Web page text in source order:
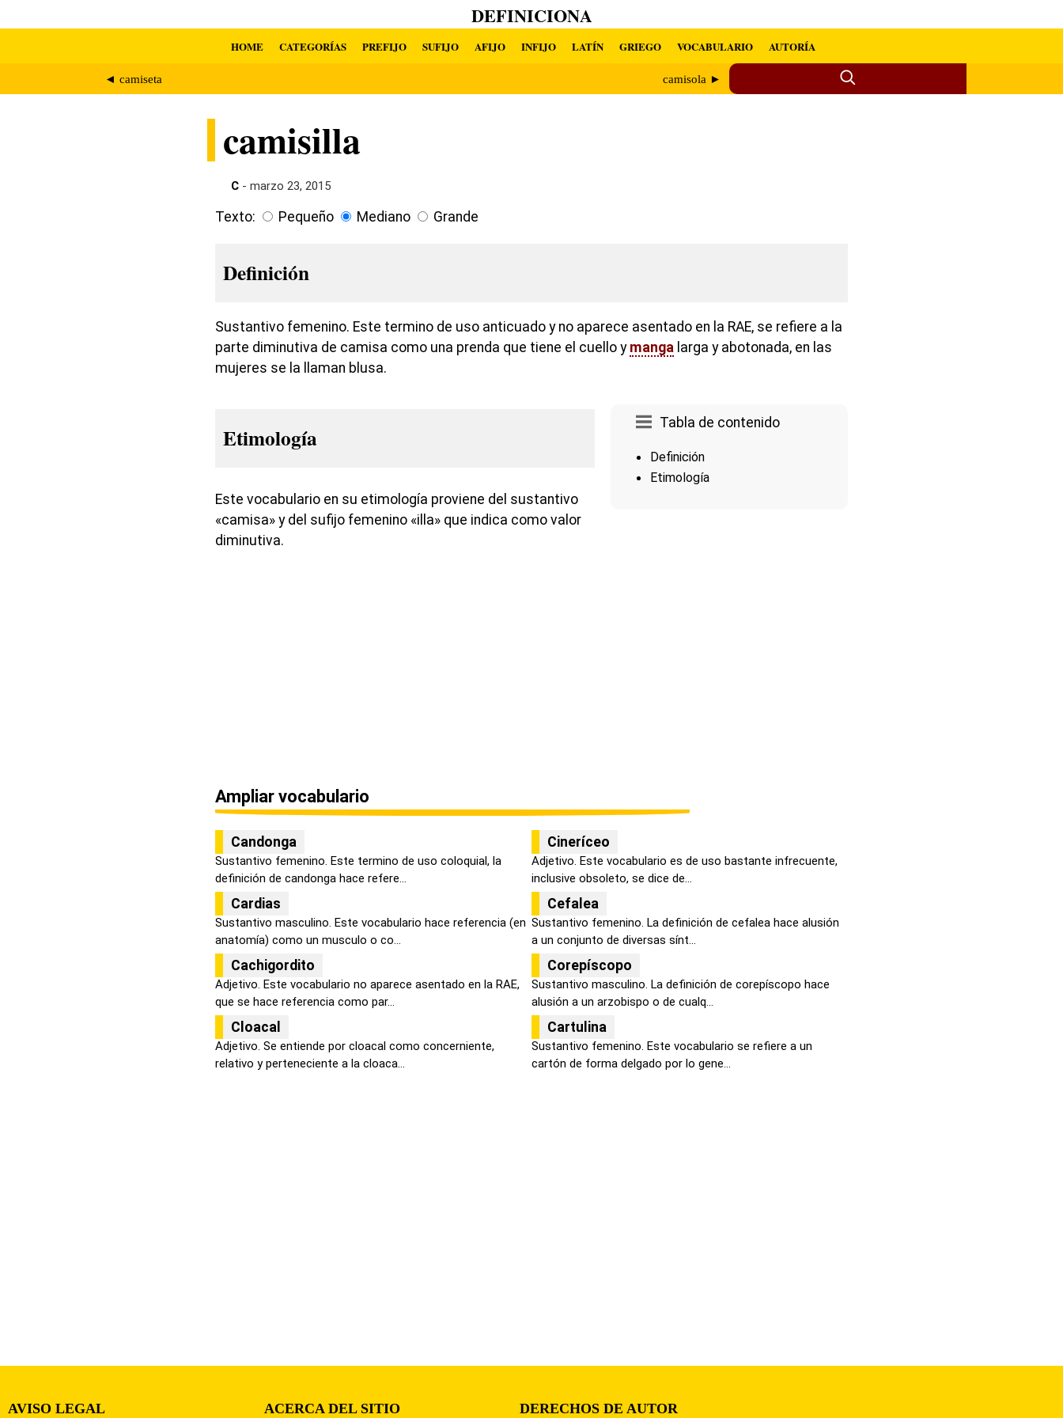
DEFINICIONA
HOME CATEGORÍAS PREFIJO SUFIJO AFIJO INFIJO LATÍN GRIEGO VOCABULARIO AUTORÍA
◄ camiseta camisola ►
camisilla
C - marzo 23, 2015
Texto: Pequeño Mediano Grande
Definición
Sustantivo femenino. Este termino de uso anticuado y no aparece asentado en la RAE, se refiere a la
parte diminutiva de camisa como una prenda que tiene el cuello y manga larga y abotonada, en las
mujeres se la llaman blusa.
Tabla de contenido
Definición
Etimología
Etimología
Este vocabulario en su etimología proviene del sustantivo
«camisa» y del sufijo femenino «illa» que indica como valor
diminutiva.
Ampliar vocabulario
Candonga
Sustantivo femenino. Este termino de uso coloquial, la
definición de candonga hace refere...
Cineríceo
Adjetivo. Este vocabulario es de uso bastante infrecuente,
inclusive obsoleto, se dice de...
Cardias
Sustantivo masculino. Este vocabulario hace referencia (en
anatomía) como un musculo o co...
Cefalea
Sustantivo femenino. La definición de cefalea hace alusión
a un conjunto de diversas sínt...
Cachigordito
Adjetivo. Este vocabulario no aparece asentado en la RAE,
que se hace referencia como par...
Corepíscopo
Sustantivo masculino. La definición de corepíscopo hace
alusión a un arzobispo o de cualq...
Cloacal
Adjetivo. Se entiende por cloacal como concerniente,
relativo y perteneciente a la cloaca...
Cartulina
Sustantivo femenino. Este vocabulario se refiere a un
cartón de forma delgado por lo gene...
AVISO LEGAL ACERCA DEL SITIO DERECHOS DE AUTOR